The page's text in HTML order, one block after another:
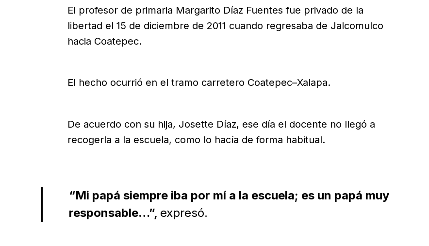
El profesor de primaria Margarito Díaz Fuentes fue privado de la
libertad el 15 de diciembre de 2011 cuando regresaba de Jalcomulco
hacia Coatepec.
El hecho ocurrió en el tramo carretero Coatepec–Xalapa.
De acuerdo con su hija, Josette Díaz, ese día el docente no llegó a
recogerla a la escuela, como lo hacía de forma habitual.
“Mi papá siempre iba por mí a la escuela; es un papá muy
responsable…”, expresó.